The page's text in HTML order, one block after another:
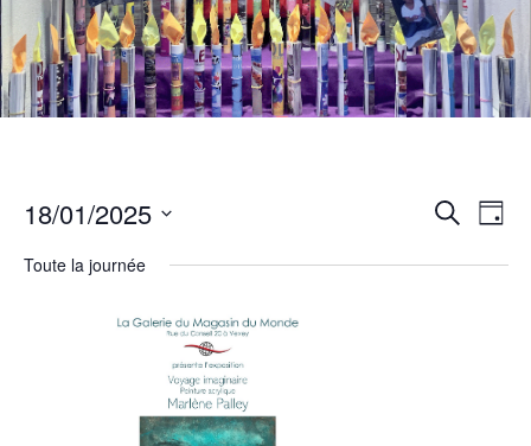
et
Recherche
de
Jour
18/01/2025
une
date.
Toute la journée